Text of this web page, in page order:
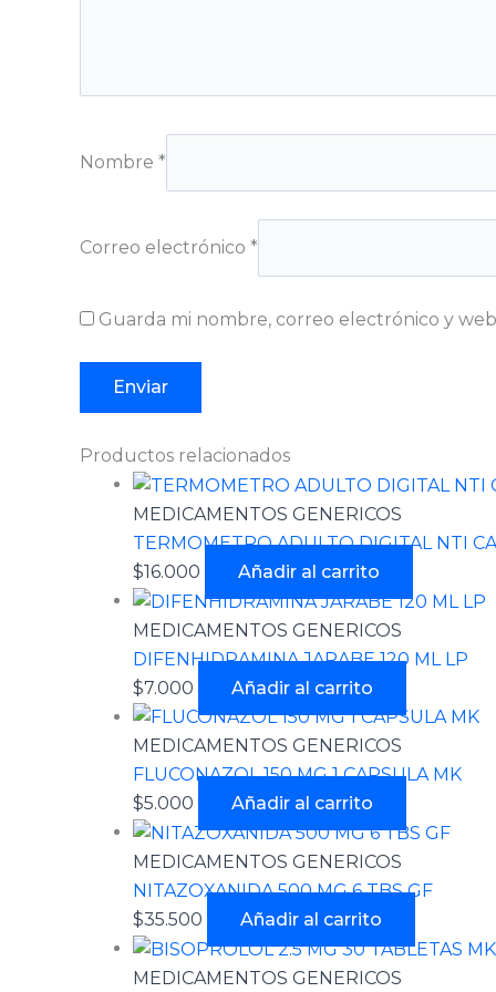
Nombre *
Correo electrónico *
Guarda mi nombre, correo electrónico y
Productos relacionados
MEDICAMENTOS GENERICOS
TERMOMETRO ADULTO DIGITAL NTI
$16.000 Añadir al carrito
MEDICAMENTOS GENERICOS
DIFENHIDRAMINA JARABE 120 ML LP
$7.000 Añadir al carrito
MEDICAMENTOS GENERICOS
FLUCONAZOL 150 MG 1 CAPSULA MK
$5.000 Añadir al carrito
MEDICAMENTOS GENERICOS
NITAZOXANIDA 500 MG 6 TBS GF
$35.500 Añadir al carrito
MEDICAMENTOS GENERICOS